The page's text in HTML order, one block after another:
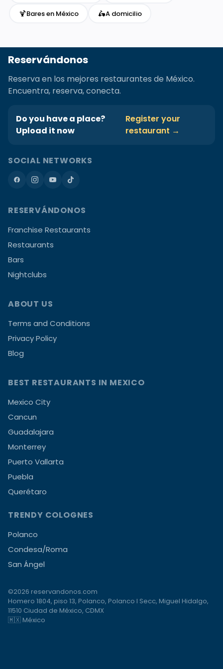
🍹Bares en México 🛵A domicilio
Reservándonos
Reserva en los mejores restaurantes de México.
Encuentra, reserva, conecta.
Do you have a place?
Upload it now
Register your
restaurant →
SOCIAL NETWORKS
RESERVÁNDONOS
Franchise Restaurants
Restaurants
Bars
Nightclubs
ABOUT US
Terms and Conditions
Privacy Policy
Blog
BEST RESTAURANTS IN MEXICO
Mexico City
Cancun
Guadalajara
Monterrey
Puerto Vallarta
Puebla
Querétaro
TRENDY COLOGNES
Polanco
Condesa/Roma
San Ángel
©2026 reservandonos.com
Homero 1804, piso 13, Polanco, Polanco I Secc, Miguel Hidalgo,
11510 Ciudad de México, CDMX
🇲🇽 México